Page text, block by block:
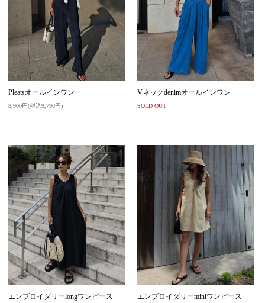
Pleatsオールインワン
8,900円(税込9,790円)
Vネックdenimオールインワン
SOLD OUT
エンブロイダリーlongワンピース エンブロイダリーminiワンピース